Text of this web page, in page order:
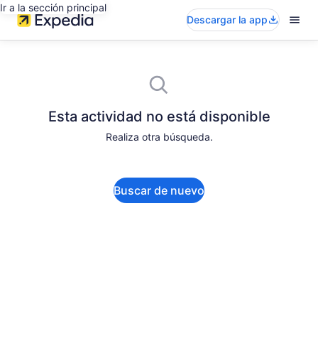
Ir a la sección principal
Descargar la app
Esta actividad no está disponible
Realiza otra búsqueda.
Buscar de nuevo